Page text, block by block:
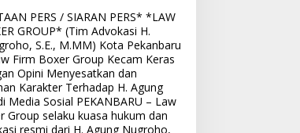
PERS / SIARAN PERS* *LAW
GROUP* (Tim Advokasi H.
S.E., M.MM) Kota Pekanbaru
Firm Boxer Group Kecam Keras
Opini Menyesatkan dan
Karakter Terhadap H. Agung
Media Sosial PEKANBARU – Law
Group selaku kuasa hukum dan
resmi dari H. Agung Nugroho,